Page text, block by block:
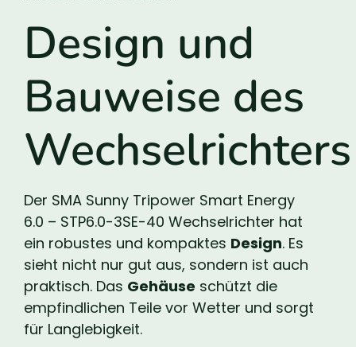
Design und
Bauweise des
Wechselrichters
Der SMA Sunny Tripower Smart Energy
6.0 – STP6.0-3SE-40 Wechselrichter hat
ein robustes und kompaktes Design. Es
sieht nicht nur gut aus, sondern ist auch
praktisch. Das Gehäuse schützt die
empfindlichen Teile vor Wetter und sorgt
für Langlebigkeit.